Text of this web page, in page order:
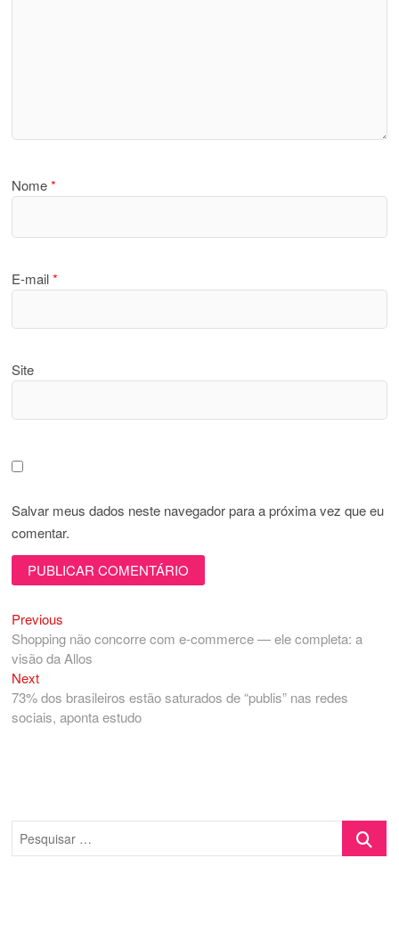
Nome*
E-mail*
Site
Salvar meus dados neste navegador para a próxima vez que eu
comentar.
Navegação
de
Post
Previous
post:
Shopping não concorre com e-commerce — ele completa: a
visão da Allos
NextNext
post:
73% dos brasileiros estão saturados de “publis” nas redes
sociais, aponta estudo